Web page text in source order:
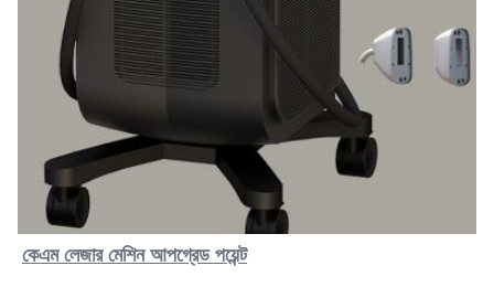
কেএম লেজার মেশিন আপগ্রেড পয়েন্ট